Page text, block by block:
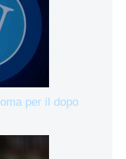
per il dopo